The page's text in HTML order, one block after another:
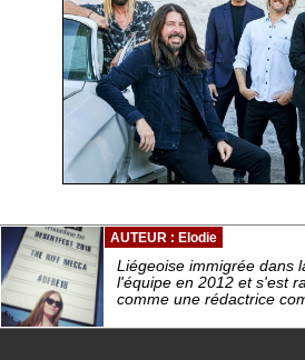
AUTEUR : Elodie
Liégeoise immigrée dans
l'équipe en 2012 et s'est
comme une rédactrice